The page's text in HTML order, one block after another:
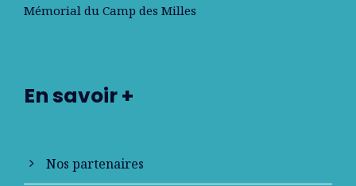
Mémorial du Camp des Milles
En savoir +
Nos partenaires